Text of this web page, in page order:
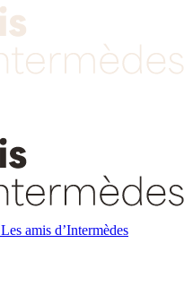
Les amis d’Intermèdes